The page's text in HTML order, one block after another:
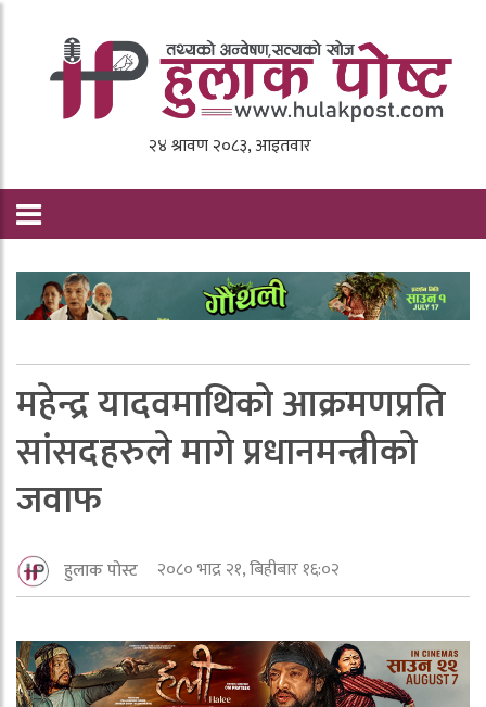
महेन्द्र यादवमाथिको आक्रमणप्रति
सांसदहरुले मागे प्रधानमन्त्रीको
जवाफ
हुलाक पोस्ट २०८० भाद्र २१, बिहीबार १६:०२